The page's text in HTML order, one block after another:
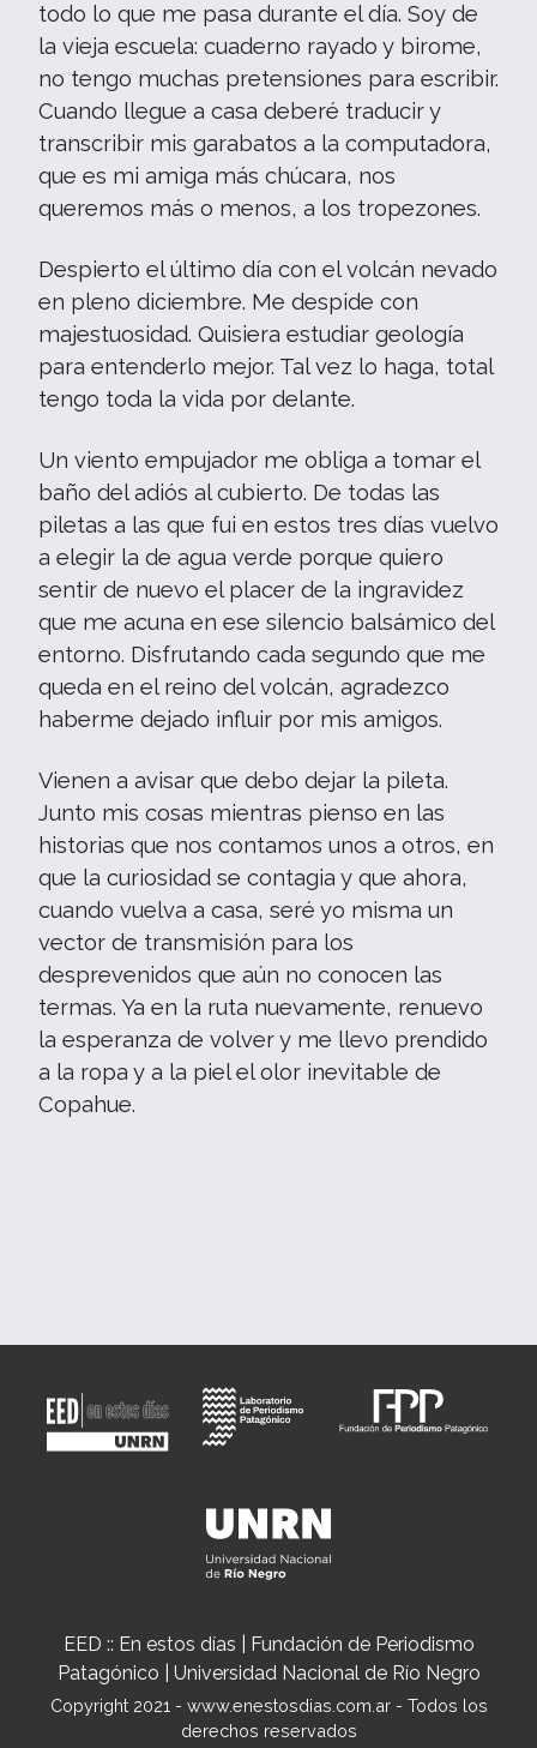
todo lo que me pasa durante el día. Soy de
la vieja escuela: cuaderno rayado y birome,
no tengo muchas pretensiones para escribir.
Cuando llegue a casa deberé traducir y
transcribir mis garabatos a la computadora,
que es mi amiga más chúcara, nos
queremos más o menos, a los tropezones.
Despierto el último día con el volcán nevado
en pleno diciembre. Me despide con
majestuosidad. Quisiera estudiar geología
para entenderlo mejor. Tal vez lo haga, total
tengo toda la vida por delante.
Un viento empujador me obliga a tomar el
baño del adiós al cubierto. De todas las
piletas a las que fui en estos tres días vuelvo
a elegir la de agua verde porque quiero
sentir de nuevo el placer de la ingravidez
que me acuna en ese silencio balsámico del
entorno. Disfrutando cada segundo que me
queda en el reino del volcán, agradezco
haberme dejado influir por mis amigos.
Vienen a avisar que debo dejar la pileta.
Junto mis cosas mientras pienso en las
historias que nos contamos unos a otros, en
que la curiosidad se contagia y que ahora,
cuando vuelva a casa, seré yo misma un
vector de transmisión para los
desprevenidos que aún no conocen las
termas. Ya en la ruta nuevamente, renuevo
la esperanza de volver y me llevo prendido
a la ropa y a la piel el olor inevitable de
Copahue.
EED :: En estos días | Fundación de Periodismo
Patagónico | Universidad Nacional de Río Negro
Copyright 2021 - www.enestosdias.com.ar - Todos los
derechos reservados